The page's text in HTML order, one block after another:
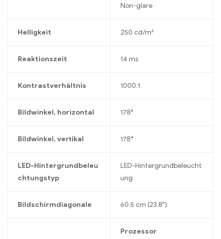
Non-glare
Helligkeit 250 cd/m²
Reaktionszeit 14 ms
Kontrastverhältnis 1000:1
Bildwinkel, horizontal 178°
Bildwinkel, vertikal 178°
LED-Hintergrundbeleu
chtungstyp
LED-Hintergrundbeleucht
ung
Bildschirmdiagonale 60.5 cm (23.8″)
Prozessor